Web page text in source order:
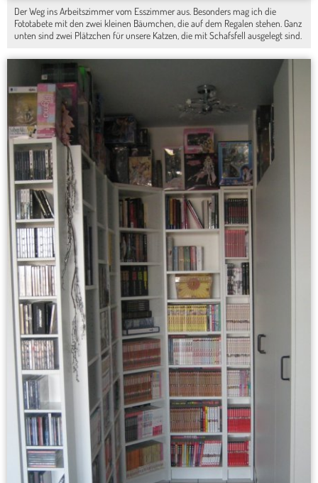
Der Weg ins Arbeitszimmer vom Esszimmer aus. Besonders mag ich die
Fototabete mit den zwei kleinen Bäumchen, die auf dem Regalen stehen. Ganz
unten sind zwei Plätzchen für unsere Katzen, die mit Schafsfell ausgelegt sind.